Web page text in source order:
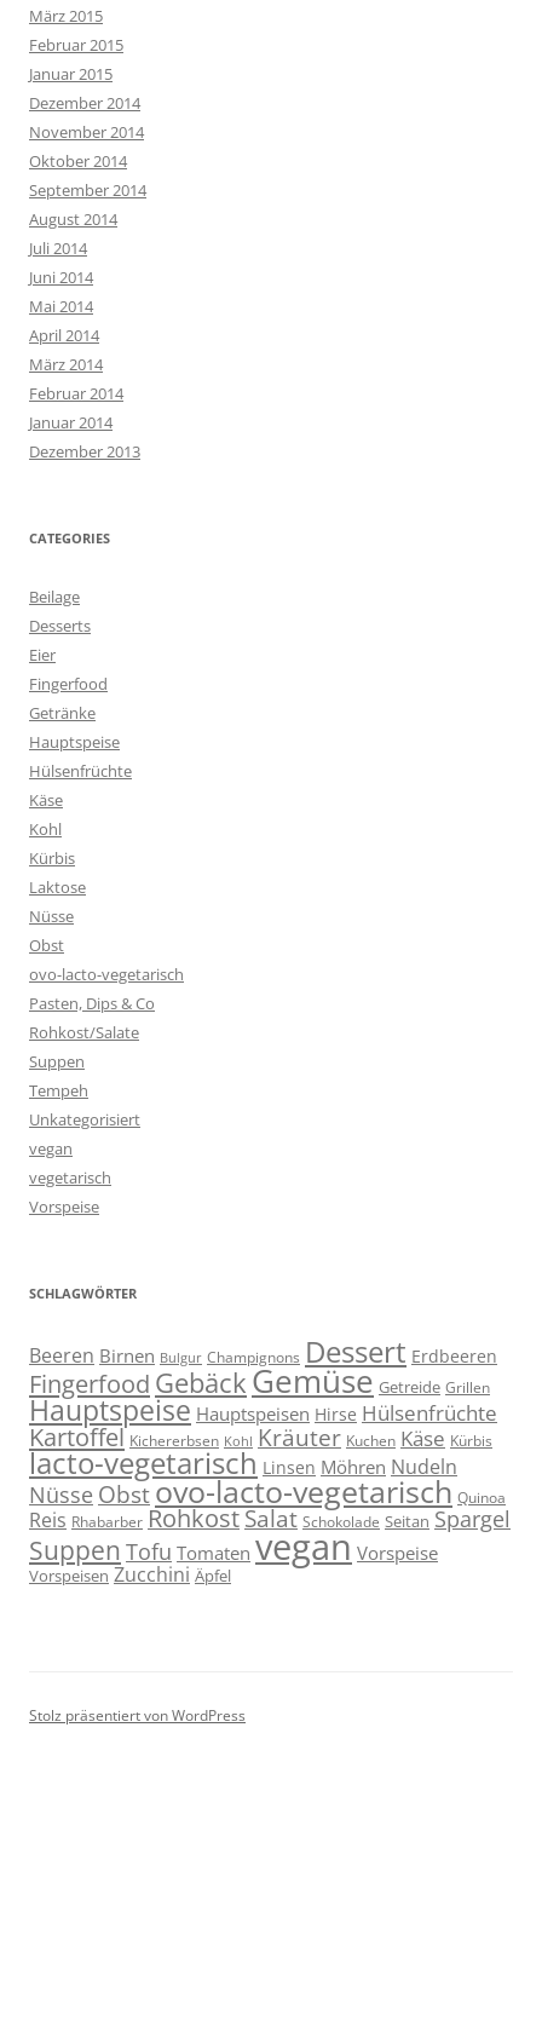
März 2015
Februar 2015
Januar 2015
Dezember 2014
November 2014
Oktober 2014
September 2014
August 2014
Juli 2014
Juni 2014
Mai 2014
April 2014
März 2014
Februar 2014
Januar 2014
Dezember 2013
CATEGORIES
Beilage
Desserts
Eier
Fingerfood
Getränke
Hauptspeise
Hülsenfrüchte
Käse
Kohl
Kürbis
Laktose
Nüsse
Obst
ovo-lacto-vegetarisch
Pasten, Dips & Co
Rohkost/Salate
Suppen
Tempeh
Unkategorisiert
vegan
vegetarisch
Vorspeise
SCHLAGWÖRTER
Beeren Birnen Bulgur Champignons Dessert Erdbeeren
Fingerfood Gebäck Gemüse Getreide Grillen
Hauptspeise Hauptspeisen Hirse Hülsenfrüchte
Kartoffel Kichererbsen Kohl Kräuter Kuchen Käse Kürbis
lacto-vegetarisch Linsen Möhren Nudeln
Nüsse Obstovo-lacto-vegetarisch Quinoa
Reis Rhabarber Rohkost Salat Schokolade Seitan Spargel
Suppen Tofu Tomaten vegan Vorspeise
Vorspeisen Zucchini Äpfel
Stolz präsentiert von WordPress